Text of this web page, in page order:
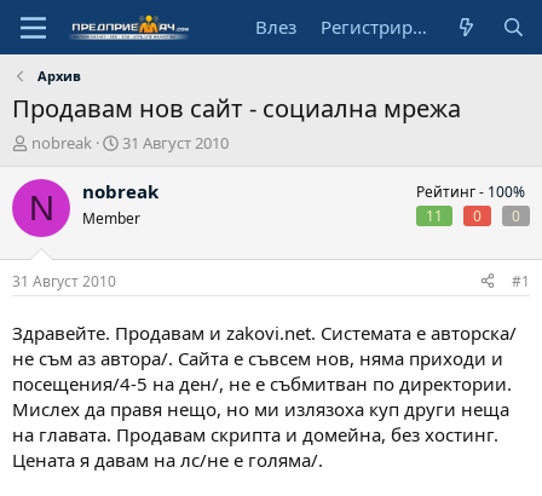
Влез Регистрирай се
Архив
Продавам нов сайт - социална мрежа
А
т
о
nobreak
Н
ч
л
д
т
а
31 Август 2010
N nobreak
Member
Рейтинг - 100%
11
0 0
31 Август 2010 #1
Здравейте. Продавам и zakovi.net. Системата е авторска/
не съм аз автора/. Сайта е съвсем нов, няма приходи и
посещения/4-5 на ден/, не е събмитван по директории.
Мислех да правя нещо, но ми излязоха куп други неща
на главата. Продавам скрипта и домейна, без хостинг.
Цената я давам на лс/не е голяма/.